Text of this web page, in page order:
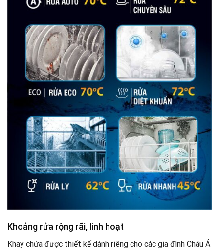
Khoảng rửa rộng rãi, linh hoạt
Khay chứa được thiết kế dành riêng cho các gia đình Châu Á